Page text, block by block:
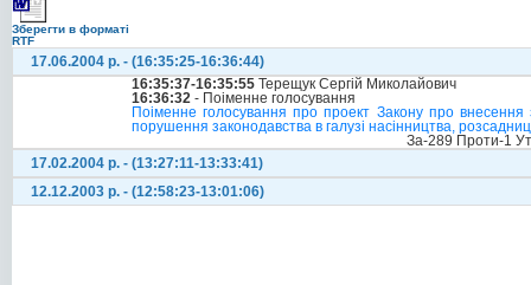
Зберегти в форматі
RTF
17.06.2004 р. - (16:35:25-16:36:44)
16:35:37-16:35:55 Терещук Сергій Миколайович
16:36:32 - Поіменне голосування
Поіменне голосування про проект Закону про внесення
порушення законодавства в галузі насінництва,
За-289 Проти-1
17.02.2004 р. - (13:27:11-13:33:41)
12.12.2003 р. - (12:58:23-13:01:06)